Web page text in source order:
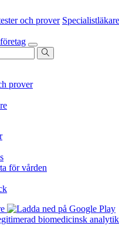
och prover Specialistläkare
prover
för vården